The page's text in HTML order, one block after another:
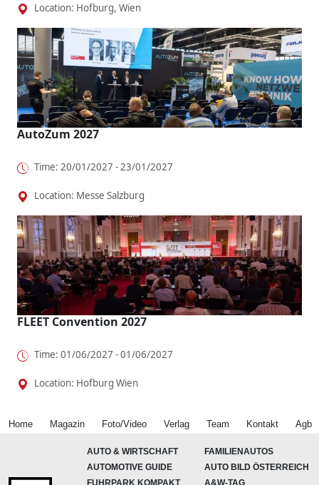
Location: Hofburg, Wien
AutoZum 2027
Time: 20/01/2027 - 23/01/2027
Location: Messe Salzburg
FLEET Convention 2027
Time: 01/06/2027 - 01/06/2027
Location: Hofburg Wien
Home Magazin Foto/Video Verlag Team Kontakt Agb
AUTO & WIRTSCHAFT
FAMILIENAUTOS
AUTOMOTIVE GUIDE
AUTO BILD ÖSTERREICH